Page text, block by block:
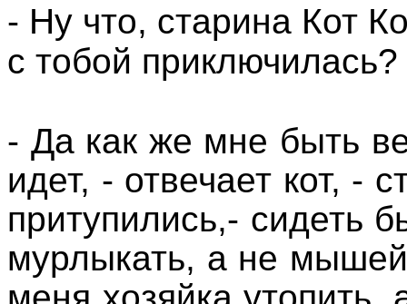
- Ну что, старина Кот
с тобой
- Да как же мне быть
идет, - отвечает кот, -
притупились,- сидеть
мурлыкать, а не